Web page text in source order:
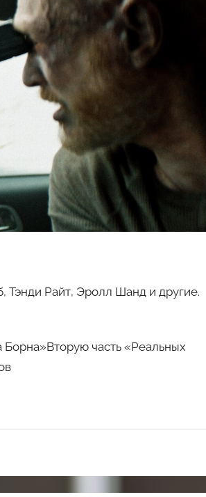
Тэнди Райт, Эролл Шанд и другие.
часть «Реальных